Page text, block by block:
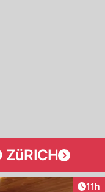
ZüRICH
11h